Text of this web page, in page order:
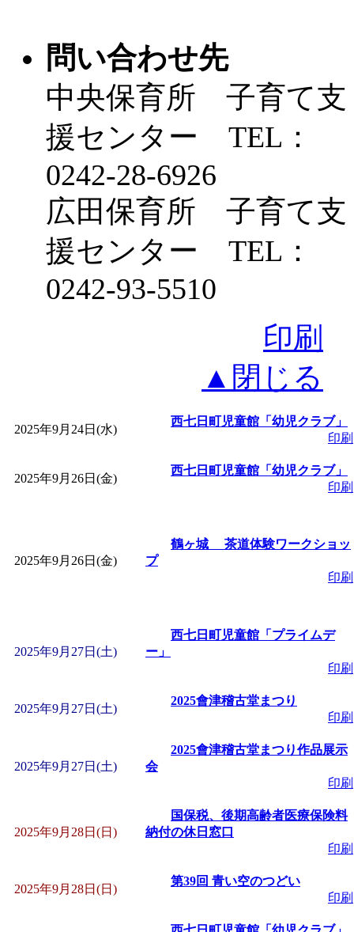
問い合わせ先
中央保育所 子育て支
援センター TEL：
0242-28-6926
広田保育所 子育て支
援センター TEL：
0242-93-5510
印刷
▲閉じる
2025年9月24日(水)
西七日町児童館「幼児クラブ」
印刷
2025年9月26日(金)
西七日町児童館「幼児クラブ」
印刷
2025年9月26日(金)
鶴ヶ城 茶道体験ワークショッ
プ
印刷
2025年9月27日(土)
西七日町児童館「プライムデ
ー」
印刷
2025年9月27日(土)
2025會津稽古堂まつり
印刷
2025年9月27日(土)
2025會津稽古堂まつり作品展示
会
印刷
2025年9月28日(日)
国保税、後期高齢者医療保険料
納付の休日窓口
印刷
2025年9月28日(日)
第39回 青い空のつどい
印刷